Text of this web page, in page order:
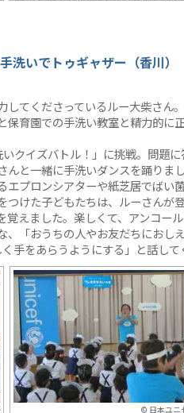
洗いでトゥギャザー（香川）
てくださっているルー大柴さん
保育園での手洗い教室と精力的に
クイズバトル！」に挑戦。問題
んと一緒に手洗いダンスを踊りま
エプロンシアターや紙芝居でばい
つけた子どもたちは、ルーさんが
えました。楽しくて、アンコー
、「おうちの人やお友だちにおし
手をあらうようにする」と話して
© 日本ユニ